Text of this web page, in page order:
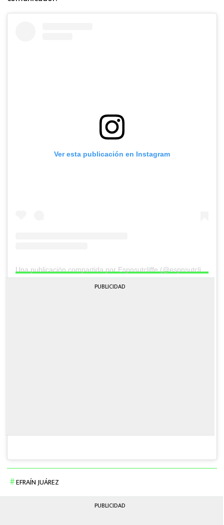
Ver esta publicación en Instagram
Una publicación compartida por Espnsutcliffe (@espnsutcliffe)
PUBLICIDAD
EFRAÍN JUÁREZ
PUBLICIDAD